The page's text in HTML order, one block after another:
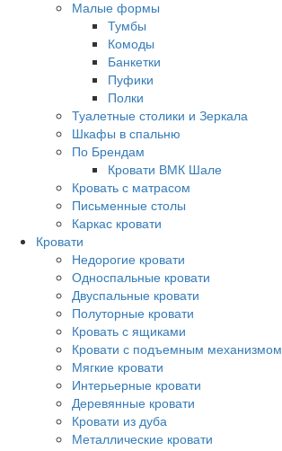
Малые формы
Тумбы
Комоды
Банкетки
Пуфики
Полки
Туалетные столики и Зеркала
Шкафы в спальню
По Брендам
Кровати ВМК Шале
Кровать с матрасом
Письменные столы
Каркас кровати
Кровати
Недорогие кровати
Односпальные кровати
Двуспальные кровати
Полуторные кровати
Кровать с ящиками
Кровати с подъемным механизмом
Мягкие кровати
Интерьерные кровати
Деревянные кровати
Кровати из дуба
Металлические кровати